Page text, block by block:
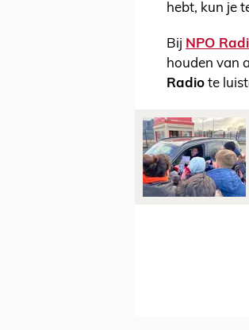
hebt, kun je
Bij NPO
houden van
Radio te